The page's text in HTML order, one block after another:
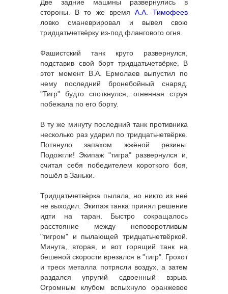
Две задние машины развернулись в
стороны. В то же время А.А. Тимофеев
ловко сманеврировал и вывел свою
тридцатьчетвёрку из-под флангового огня.
Фашистский танк круто развернулся,
подставив свой борт тридцатьчетвёрке. В
этот момент В.А. Ермолаев выпустил по
нему последний бронебойный снаряд.
"Тигр" будто споткнулся, огненная струя
побежала по его борту.
В ту же минуту последний танк противника
несколько раз ударил по тридцатьчетвёрке.
Потянуло запахом жжёной резины.
Подожгли! Экипаж "тигра" развернулся и,
считая себя победителем короткого боя,
пошёл в Заньки.
Тридцатьчетвёрка пылала, но никто из неё
не выходил. Экипаж танка принял решение
идти на таран. Быстро сокращалось
расстояние между неповоротливым
"тигром" и пылающей тридцатьчетвёркой.
Минута, вторая, и вот горящий танк на
бешеной скорости врезался в "тигр". Грохот
и треск металла потрясли воздух, а затем
раздался упругий сдвоенный взрыв.
Огромным клубом вспыхнуло оранжевое